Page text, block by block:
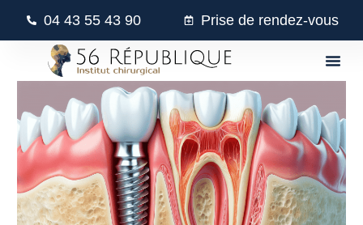
04 43 55 43 90 Prise de rendez-vous